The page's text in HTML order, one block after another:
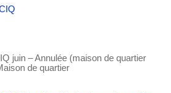
juin – Annulée (maison de quartier
de quartier